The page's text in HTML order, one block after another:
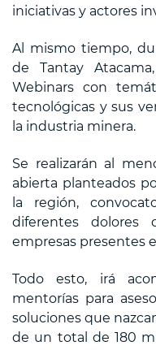
iniciativas y actores
Al mismo tiempo,
de Tantay
Webinars con
tecnológicas y sus
la industria minera.
Se realizarán al
abierta planteados
la región,
diferentes
empresas presentes
Todo esto, irá
mentorías para
soluciones que
de un total de 180